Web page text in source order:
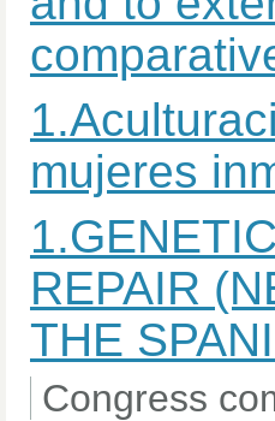
mujeres
REPAIR
THE
Congress